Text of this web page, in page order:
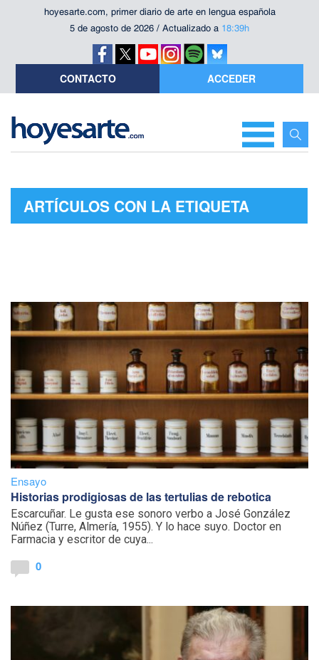
hoyesarte.com, primer diario de arte en lengua española
5 de agosto de 2026 / Actualizado a 18:39h
CONTACTO ACCEDER
ARTÍCULOS CON LA ETIQUETA
Ensayo
Historias prodigiosas de las tertulias de rebotica
Escarcuñar. Le gusta ese sonoro verbo a José González
Núñez (Turre, Almería, 1955). Y lo hace suyo. Doctor en
Farmacia y escritor de cuya...
0